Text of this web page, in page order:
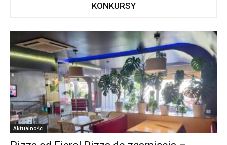
KONKURSY
Aktualności